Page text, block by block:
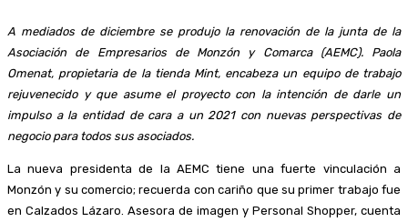
A mediados de diciembre se produjo la renovación de la junta de la
Asociación de Empresarios de Monzón y Comarca (AEMC). Paola
Omenat, propietaria de la tienda Mint, encabeza un equipo de trabajo
rejuvenecido y que asume el proyecto con la intención de darle un
impulso a la entidad de cara a un 2021 con nuevas perspectivas de
negocio para todos sus asociados.
La nueva presidenta de la AEMC tiene una fuerte vinculación a
Monzón y su comercio; recuerda con cariño que su primer trabajo fue
en Calzados Lázaro. Asesora de imagen y Personal Shopper, cuenta